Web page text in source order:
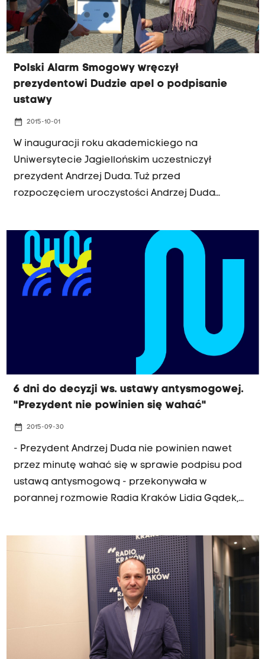
Polski Alarm Smogowy wręczył
prezydentowi Dudzie apel o podpisanie
ustawy
date_range 2015-10-01
W inauguracji roku akademickiego na
Uniwersytecie Jagiellońskim uczestniczył
prezydent Andrzej Duda. Tuż przed
rozpoczęciem uroczystości Andrzej Duda
6 dni do decyzji ws. ustawy antysmogowej.
"Prezydent nie powinien się wahać"
date_range 2015-09-30
- Prezydent Andrzej Duda nie powinien nawet
przez minutę wahać się w sprawie podpisu pod
ustawą antysmogową - przekonywała w
porannej rozmowie Radia Kraków Lidia Gądek,
teraz trwają konsultacje w tej sprawie.